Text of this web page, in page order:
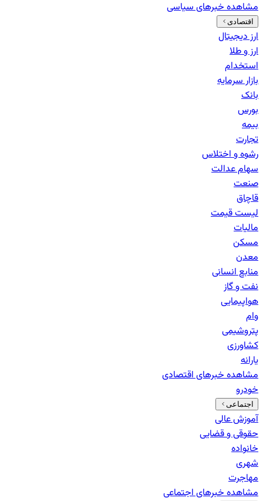
مشاهده خبرهایسیاسی
اقتصادی
ارز دیجیتال
ارز و طلا
استخدام
بازار سرمایه
بانک‌
بورس
بیمه
تجارت
رشوه و اختلاس
سهام عدالت
صنعت
قاچاق
لیست قیمت
مالیات
مسکن
معدن
منابع انسانی
نفت و گاز
هواپیمایی
وام
پتروشیمی
کشاورزی
یارانه
مشاهده خبرهایاقتصادی
خودرو
اجتماعی
آموزش عالی
حقوقی و قضایی
خانواده
شهری
مهاجرت
مشاهده خبرهایاجتماعی